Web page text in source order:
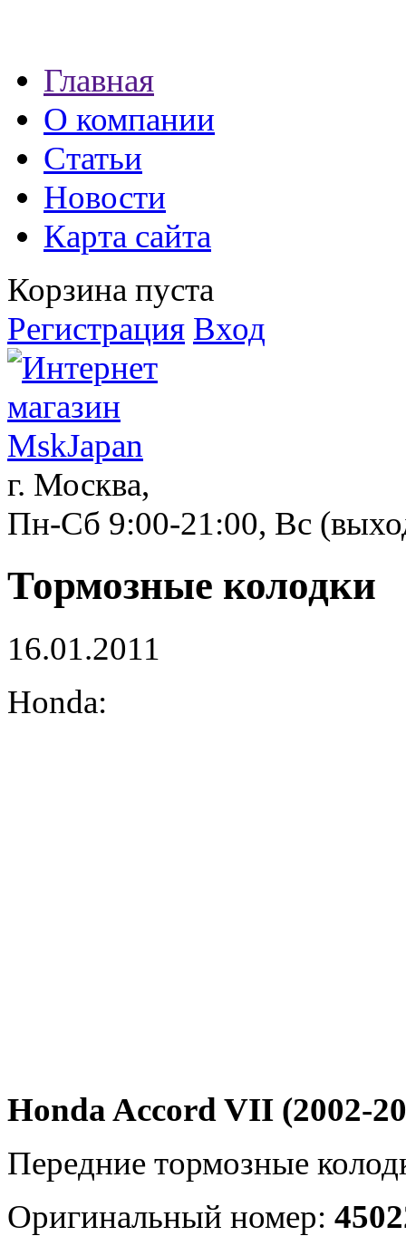
экспресс займы
Главная
О компании
Статьи
Новости
Карта сайта
Корзина пуста
Регистрация Вход
г. Москва,
Пн-Сб 9:00-21:00, Вс
Тормозные колодки
16.01.2011
Honda:
Honda Accord VII (2002-
Передние тормозные
Оригинальный номер: